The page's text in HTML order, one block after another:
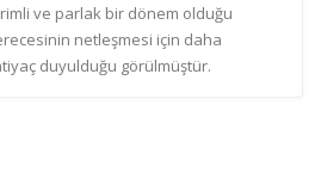
ve parlak bir dönem olduğu
netleşmesi için daha
duyulduğu görülmüştür.